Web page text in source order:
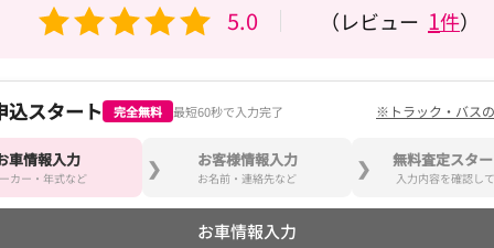
5.0 （レビュー 1件）
込スタート 完全無料 最短60秒で入力完了 ※トラック・バス
車情報入力
カー・年式など
お客様情報入力
お名前・連絡先など
無料査定スター
入力内容を確認し
お車情報入力